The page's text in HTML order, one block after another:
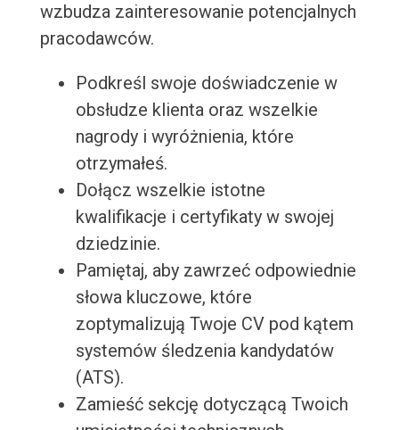
wzbudza zainteresowanie potencjalnych
pracodawców.
Podkreśl swoje doświadczenie w
obsłudze klienta oraz wszelkie
nagrody i wyróżnienia, które
otrzymałeś.
Dołącz wszelkie istotne
kwalifikacje i certyfikaty w swojej
dziedzinie.
Pamiętaj, aby zawrzeć odpowiednie
słowa kluczowe, które
zoptymalizują Twoje CV pod kątem
systemów śledzenia kandydatów
(ATS).
Zamieść sekcję dotyczącą Twoich